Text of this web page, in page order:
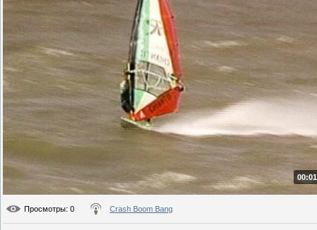
Просмотры: 0 Crash Boom Bang